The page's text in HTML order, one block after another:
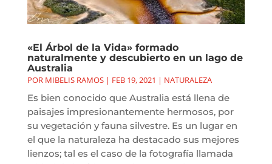
«El Árbol de la Vida» formado
naturalmente y descubierto en un lago de
Australia
POR MIBELIS RAMOS| FEB 19, 2021 | NATURALEZA
Es bien conocido que Australia está llena de
paisajes impresionantemente hermosos, por
su vegetación y fauna silvestre. Es un lugar en
el que la naturaleza ha destacado sus mejores
lienzos; tal es el caso de la fotografía llamada